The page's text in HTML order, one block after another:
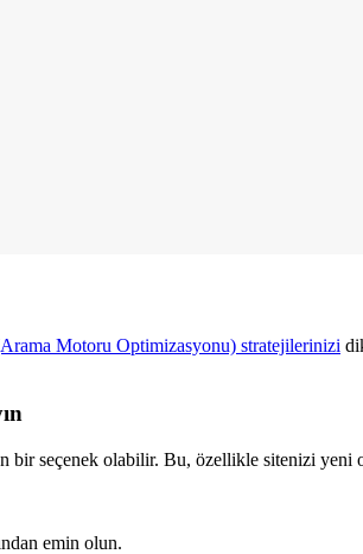
Motoru Optimizasyonu) stratejilerinizi
bir seçenek olabilir. Bu, özellikle sitenizi yeni
emin olun.